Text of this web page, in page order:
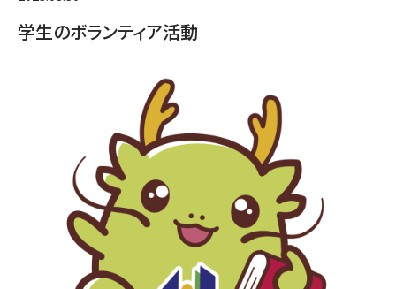
学生のボランティア活動